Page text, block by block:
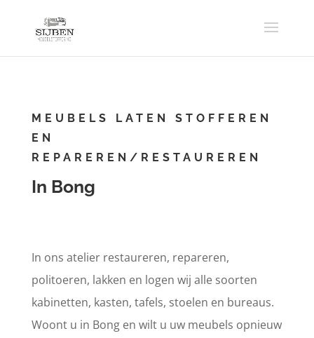
MEUBELS LATEN STOFFEREN
EN
REPAREREN/RESTAUREREN
In Bong
In ons atelier restaureren, repareren,
politoeren, lakken en logen wij alle soorten
kabinetten, kasten, tafels, stoelen en bureaus.
Woont u in Bong en wilt u uw meubels opnieuw